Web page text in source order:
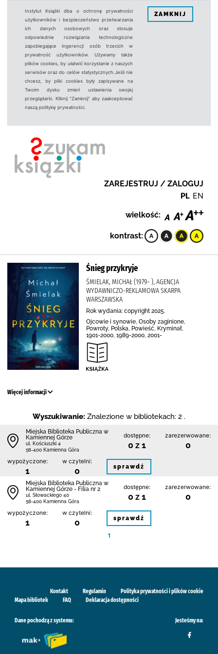
Instytut Książki dba o ochronę prywatności
użytkowników i bezpieczeństwo przetwarzania
ich danych osobowych oraz stosuje
odpowiednie rozwiązania technologiczne
zapobiegające ingerencji osób trzecich w
prywatność użytkowników. Używamy także
plików cookies, by ułatwić korzystanie z naszych
serwisów oraz do celów statystycznych.Jeśli nie
chcesz, by pliki cookies były zapisywane na
Twoim dysku zmień ustawienia swojej
przeglądarki. Kliknij "Zamknij" aby zaakceptować
naszą politykę prywatności.
ZAMKNIJ
ZAREJESTRUJ / ZALOGUJ
PL EN
wielkość:
kontrast:
Śnieg przykryje
ŚMIELAK, MICHAŁ (1979- ), AGENCJA
WYDAWNICZO-REKLAMOWA SKARPA
WARSZAWSKA
Rok wydania: copyright 2025.
Ojcowie i synowie, Osoby zaginione,
Powroty, Polska, Powieść, Kryminał,
1901-2000, 1989-2000, 2001-
Więcej informacji
Wyszukiwanie: Znalezione w bibliotekach: 2 .
Miejska Biblioteka Publiczna w
Kamiennej Górze
ul. Kościuszki 4
58-400 Kamienna Góra
dostępne:
0 z 1
zarezerwowane:
0
wypożyczone:
1
w czytelni:
0 sprawdź
Miejska Biblioteka Publiczna w
Kamiennej Górze - Filia nr 2
ul. Słowackiego 40
58-400 Kamienna Góra
dostępne:
0 z 1
zarezerwowane:
0
wypożyczone:
1
w czytelni:
0 sprawdź
1
Kontakt Regulamin
Polityka prywatności i plików cookie
Mapa bibliotek
FAQ Deklaracja dostępności
Dane pochodzą z systemu: Jesteśmy na: